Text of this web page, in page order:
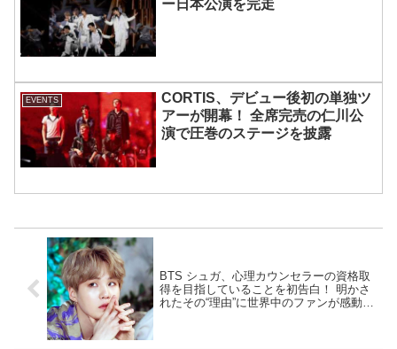
ー日本公演を完走
EVENTS
CORTIS、デビュー後初の単独ツ
アーが開幕！ 全席完売の仁川公
演で圧巻のステージを披露
BTS シュガ、心理カウンセラーの資格取
得を目指していることを初告白！ 明かさ
れたその“理由”に世界中のファンが感動…